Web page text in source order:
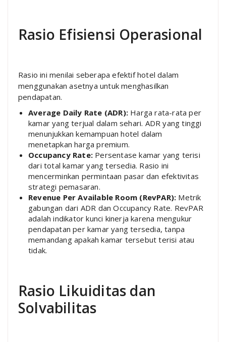
Rasio Efisiensi Operasional
Rasio ini menilai seberapa efektif hotel dalam
menggunakan asetnya untuk menghasilkan
pendapatan.
Average Daily Rate (ADR): Harga rata-rata per
kamar yang terjual dalam sehari. ADR yang tinggi
menunjukkan kemampuan hotel dalam
menetapkan harga premium.
Occupancy Rate: Persentase kamar yang terisi
dari total kamar yang tersedia. Rasio ini
mencerminkan permintaan pasar dan efektivitas
strategi pemasaran.
Revenue Per Available Room (RevPAR): Metrik
gabungan dari ADR dan Occupancy Rate. RevPAR
adalah indikator kunci kinerja karena mengukur
pendapatan per kamar yang tersedia, tanpa
memandang apakah kamar tersebut terisi atau
tidak.
Rasio Likuiditas dan
Solvabilitas